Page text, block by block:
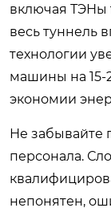
включая ТЭНы
весь туннель
технологии
машины на 15-
экономии
Не забывайте
персонала.
непонятен,